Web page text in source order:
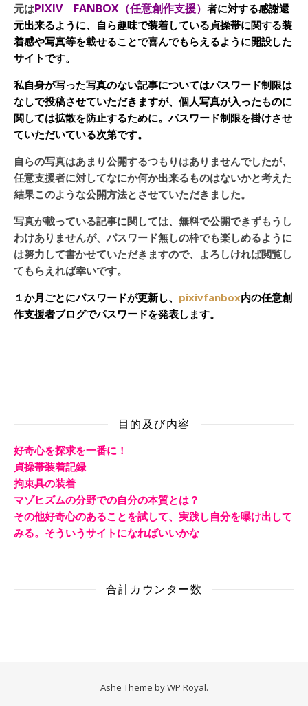
元はPIXIV FANBOX（任意創作支援） 者に対する感謝還
元出来るように、自ら趣味で装着している貞操帯に関する装
着感や写真等を載せることで喜んでもらえるように開設した
サイトです。
私自身が写った写真のない記事についてはパスワード制限は
なしで投稿させていただきますが、個人写真が入ったものに
関しては拡散を防止するために。パスワード制限を掛けさせ
ていただいている次第です。
自らの写真はあまり公開するつもりはありませんでしたが、
任意支援者に対してなにか何か出来るものはないかと考えた
結果このような公開方法とさせていただきました。
写真が載っている記事に関しては、無料で公開できずもうし
わけありませんが、パスワード無しの枠でも楽しめるように
は努力して書かせていただきますので、よろしければ閲覧し
てもらえれば幸いです。
１か月ごとにパスワードが更新し、 pixivfanbox内の任意創
作支援者ブログでパスワードを発表します。
目的及び内容
好奇心を探求を一番に！
貞操帯装着記録
拘束具の装着
マゾヒズムの分野での自分の本質とは？
その他好奇心のあることを試して、実践し自分を曝け出して
みる。そういうサイトになればいいかな
合計カウンター数
Ashe Theme byWP Royal.